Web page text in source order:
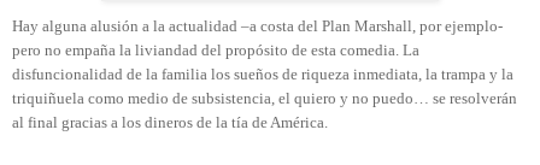
Hay alguna alusión a la actualidad –a costa del Plan Marshall, por ejemplo-
pero no empaña la liviandad del propósito de esta comedia. La
disfuncionalidad de la familia los sueños de riqueza inmediata, la trampa y la
triquiñuela como medio de subsistencia, el quiero y no puedo… se resolverán
al final gracias a los dineros de la tía de América.